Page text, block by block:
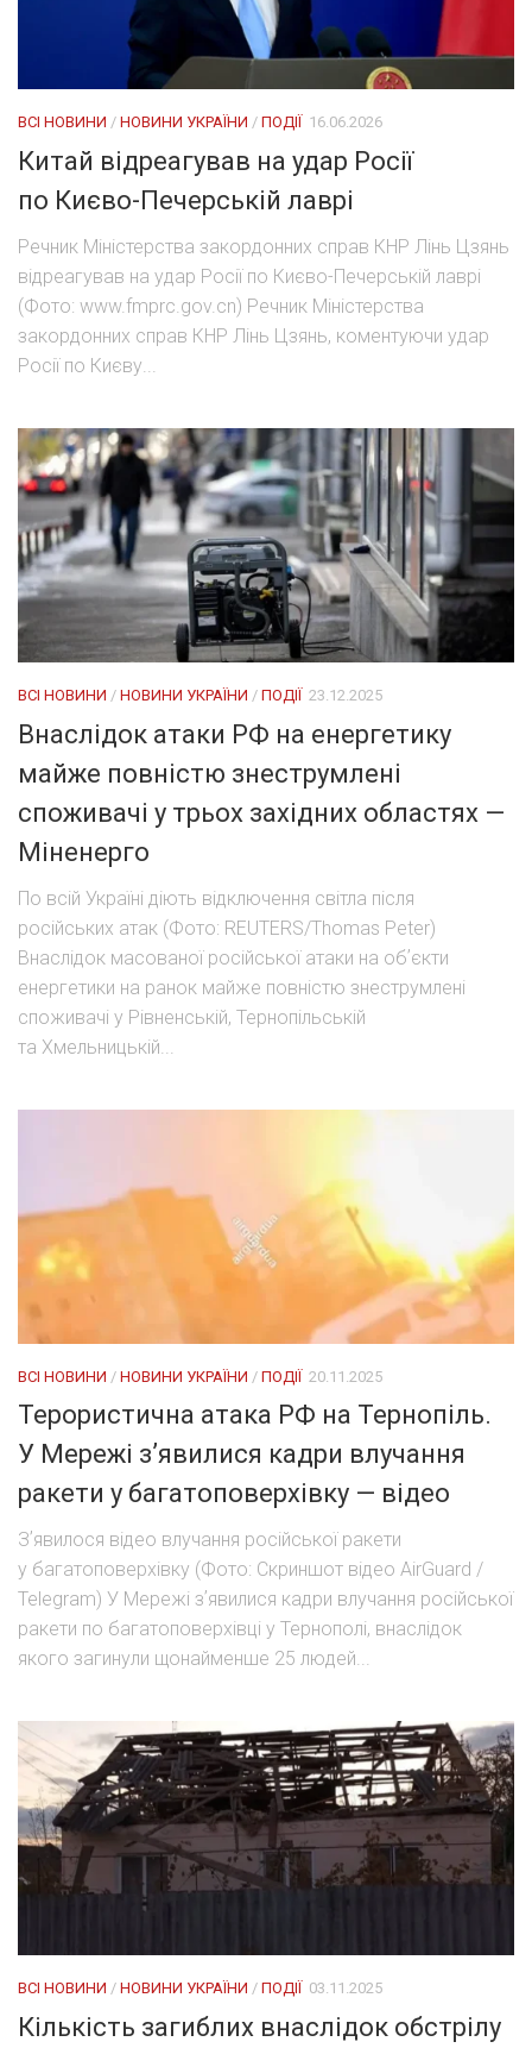
ВСІ НОВИНИ / НОВИНИ УКРАЇНИ / ПОДІЇ 16.06.2026
Китай відреагував на удар Росії
по Києво-Печерській лаврі
Речник Міністерства закордонних справ КНР Лінь Цзянь
відреагував на удар Росії по Києво-Печерській лаврі
(Фото: www.fmprc.gov.cn) Речник Міністерства
закордонних справ КНР Лінь Цзянь, коментуючи удар
Росії по Києву...
ВСІ НОВИНИ / НОВИНИ УКРАЇНИ / ПОДІЇ 23.12.2025
Внаслідок атаки РФ на енергетику
майже повністю знеструмлені
споживачі у трьох західних областях —
Міненерго
По всій Україні діють відключення світла після
російських атак (Фото: REUTERS/Thomas Peter)
Внаслідок масованої російської атаки на обʼєкти
енергетики на ранок майже повністю знеструмлені
споживачі у Рівненській, Тернопільській
та Хмельницькій...
ВСІ НОВИНИ / НОВИНИ УКРАЇНИ / ПОДІЇ 20.11.2025
Терористична атака РФ на Тернопіль.
У Мережі зʼявилися кадри влучання
ракети у багатоповерхівку — відео
Зʼявилося відео влучання російської ракети
у багатоповерхівку (Фото: Скриншот відео AirGuard /
Telegram) У Мережі зʼявилися кадри влучання російської
ракети по багатоповерхівці у Тернополі, внаслідок
якого загинули щонайменше 25 людей...
ВСІ НОВИНИ / НОВИНИ УКРАЇНИ / ПОДІЇ 03.11.2025
Кількість загиблих внаслідок обстрілу